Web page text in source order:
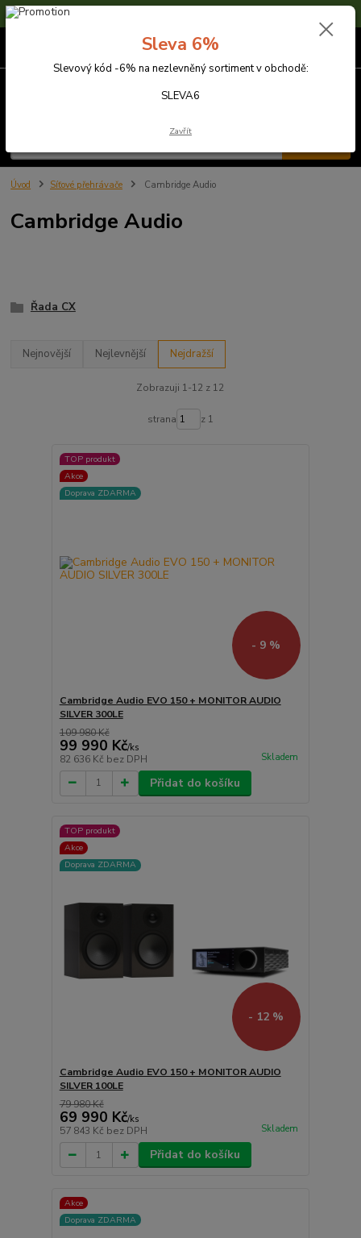
Sleva 6% na nezlevněné zboží s kódem SLEVA6
Úvod Síťové přehrávače Cambridge Audio
Cambridge Audio
Řada CX
Nejnovější Nejlevnější Nejdražší
Zobrazuji 1-12 z 12
strana z 1
TOP produkt
Akce
Doprava ZDARMA
- 9 %
Cambridge Audio EVO 150 + MONITOR AUDIO
SILVER 300LE
109 980 Kč
99 990 Kč/ks
82 636 Kč bez DPH Skladem
Přidat do košíku
TOP produkt
Akce
Doprava ZDARMA
- 12 %
Cambridge Audio EVO 150 + MONITOR AUDIO
SILVER 100LE
79 980 Kč
69 990 Kč/ks
57 843 Kč bez DPH Skladem
Přidat do košíku
Akce
Doprava ZDARMA
Sleva 6%
Slevový kód -6% na nezlevněný sortiment v obchodě:
SLEVA6
Zavřít